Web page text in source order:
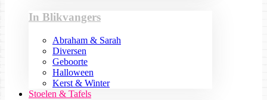
In Blikvangers
Abraham & Sarah
Diversen
Geboorte
Halloween
Kerst & Winter
Stoelen & Tafels